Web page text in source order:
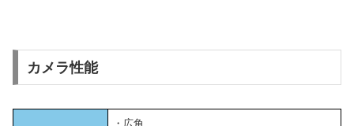
カメラ性能
・広角